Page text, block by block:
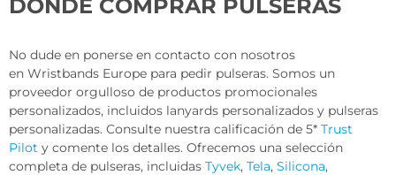
DÓNDE COMPRAR PULSERAS
No dude en ponerse en contacto con nosotros
en Wristbands Europe para pedir pulseras. Somos un
proveedor orgulloso de productos promocionales
personalizados, incluidos lanyards personalizados y pulseras
personalizadas. Consulte nuestra calificación de 5* Trust
Pilot y comente los detalles. Ofrecemos una selección
completa de pulseras, incluidas Tyvek, Tela, Silicona,